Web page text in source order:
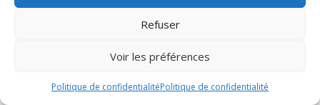
Refuser
Voir les préférences
Politique de confidentialitéPolitique de confidentialité
orangé de 300 à 600 grammes, de type beefsteak. Les fruits